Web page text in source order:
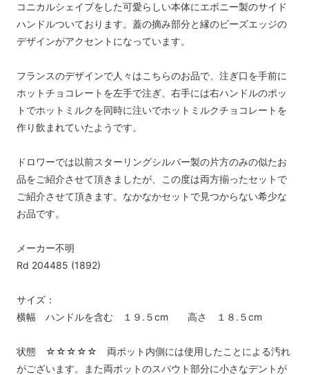
コニカルシェイプをした可愛らしい本体にエボニー製のサイド
ハンドルついております。蓋の摘み部分と縁のビーズエッジの
デザインがアクセントになっています。
フランスのデザインで人々はこちらのお品で、注ぎ口を手前に
ホットチョコレートを左手で注ぎ、右手には右ハンドルのポッ
トでホットミルクを同時に注いでホットミルクチョコレートを
作り飲まれていたようです。
ドロワーでは以前スターリングシルバー製の片方のみの似たお
品をご紹介させて頂きましたが、この度は両方揃ったセットで
ご紹介させて頂きます。なかなかセットで見つからない希少な
お品です。
メーカー不明
Rd 204485 (1892)
サイズ：
横幅 ハンドルを含む １９.５cm 高さ １８.５cm
状態 ☆☆☆☆☆ 両ポット内側には使用したことによる汚れ
がございます。また両ポットのスパウト部分に小さなデントが